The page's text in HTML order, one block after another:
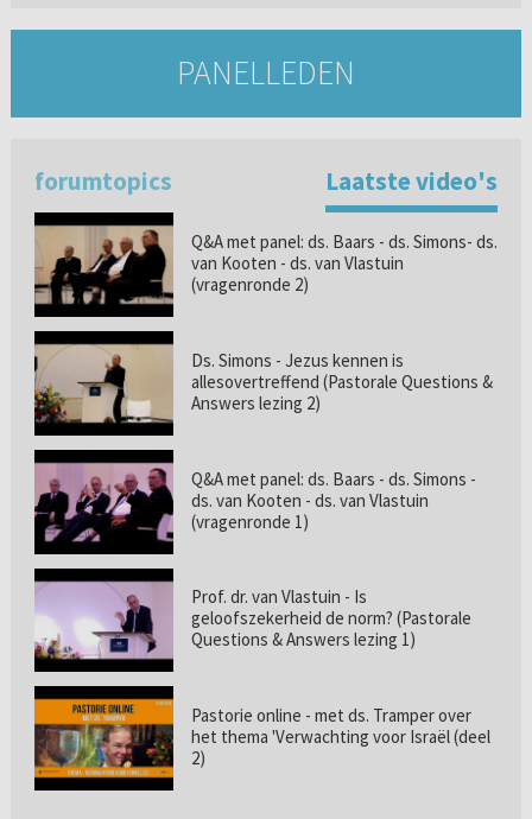
PANELLEDEN
forumtopics Laatste video's
Q&A met panel: ds. Baars - ds. Simons- ds.
van Kooten - ds. van Vlastuin
(vragenronde 2)
Ds. Simons - Jezus kennen is
allesovertreffend (Pastorale Questions &
Answers lezing 2)
Q&A met panel: ds. Baars - ds. Simons -
ds. van Kooten - ds. van Vlastuin
(vragenronde 1)
Prof. dr. van Vlastuin - Is
geloofszekerheid de norm? (Pastorale
Questions & Answers lezing 1)
Pastorie online - met ds. Tramper over
het thema 'Verwachting voor Israël (deel
2)